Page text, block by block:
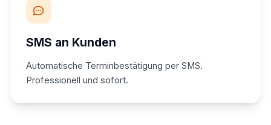
SMS an Kunden
Automatische Terminbestätigung per SMS.
Professionell und sofort.